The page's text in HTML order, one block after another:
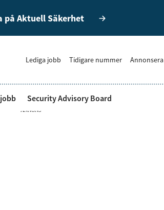
på Aktuell Säkerhet
Lediga jobb Tidigare nummer Annonsera
Security Advisory Board
ANNONS